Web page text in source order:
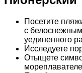
Посетите
с
уединенного
Исследуете
Отыщете